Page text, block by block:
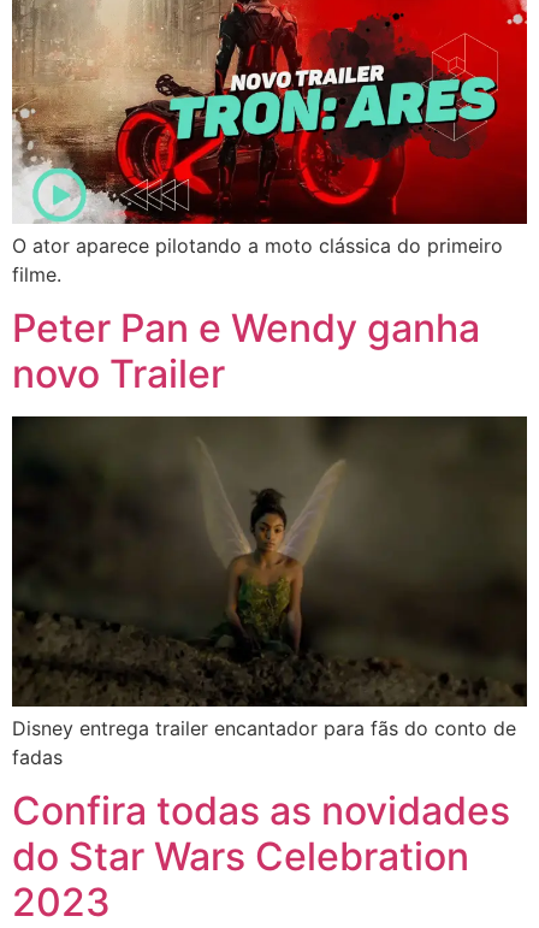
O ator aparece pilotando a moto clássica do primeiro
filme.
Peter Pan e Wendy ganha
novo Trailer
Disney entrega trailer encantador para fãs do conto de
fadas
Confira todas as novidades
do Star Wars Celebration
2023